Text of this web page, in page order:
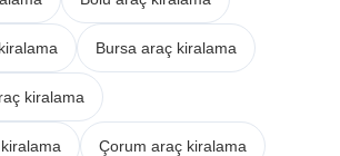
Bursa araç kiralama
kiralama
Çorum araç kiralama